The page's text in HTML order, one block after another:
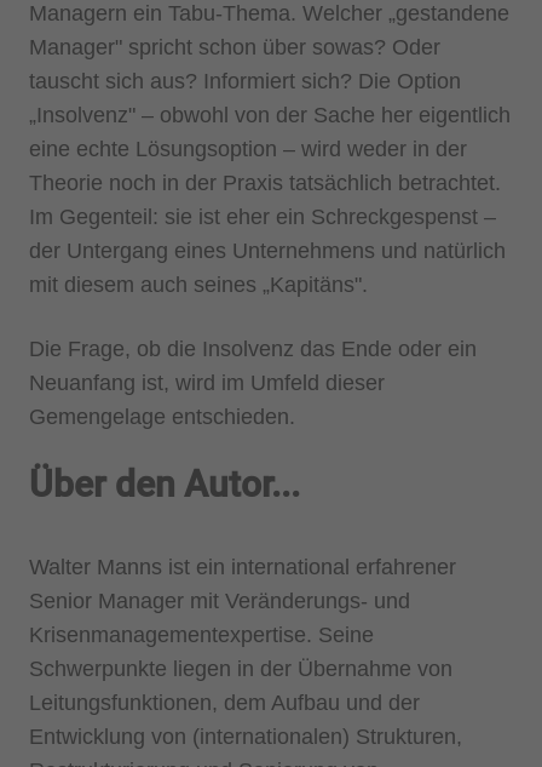
Managern ein Tabu-Thema. Welcher „gestandene
Manager" spricht schon über sowas? Oder
tauscht sich aus? Informiert sich? Die Option
„Insolvenz" – obwohl von der Sache her eigentlich
eine echte Lösungsoption – wird weder in der
Theorie noch in der Praxis tatsächlich betrachtet.
Im Gegenteil: sie ist eher ein Schreckgespenst –
der Untergang eines Unternehmens und natürlich
mit diesem auch seines „Kapitäns".
Die Frage, ob die Insolvenz das Ende oder ein
Neuanfang ist, wird im Umfeld dieser
Gemengelage entschieden.
Über den Autor...
Walter Manns ist ein international erfahrener
Senior Manager mit Veränderungs- und
Krisenmanagementexpertise. Seine
Schwerpunkte liegen in der Übernahme von
Leitungsfunktionen, dem Aufbau und der
Entwicklung von (internationalen) Strukturen,